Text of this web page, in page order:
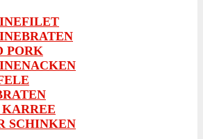
PORK
SCHINKEN